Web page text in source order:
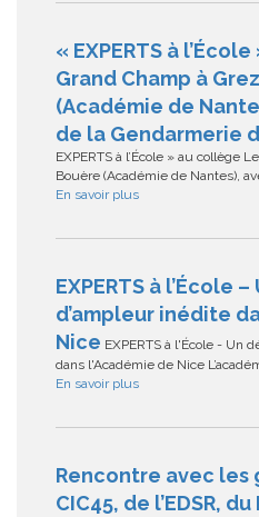
« EXPERTS à
Grand Champ à
(Académie de
de la Gendarmerie
EXPERTS à l’École » au collège
Bouère (Académie de Nantes),
En savoir plus
EXPERTS à l’École
d’ampleur inédite
Nice EXPERTS à l'École - Un
dans l'Académie de Nice
En savoir plus
Rencontre avec les
CIC45, de l’EDSR,